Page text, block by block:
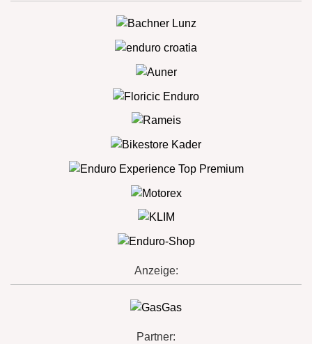
Anzeige:
Partner: